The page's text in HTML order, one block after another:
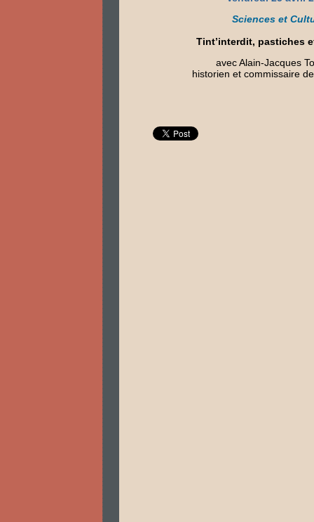
Sciences et
Tint’interdit, pastiches
avec Alain-Jacques
historien et commissaire